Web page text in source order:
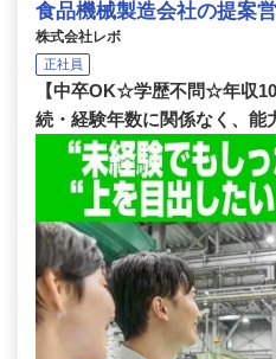
食品機械製造会社の提案
株式会社レボ
正社員
【中卒OK☆学歴不問☆年収
続・経験年数に関係なく、能